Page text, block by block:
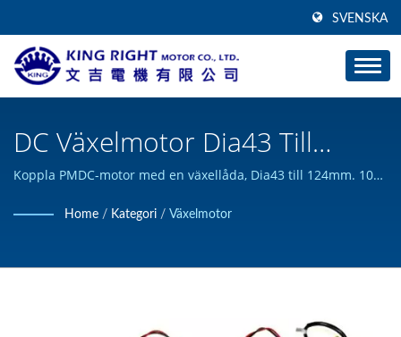
SVENSKA
DC Växelmotor Dia43 Till
124mm 10W Till 1000W. /
Tillverkare Av
Koppla PMDC-motor med en växellåda, Dia43 till 124mm. 10W
anpassade DC-motorprodukter och har klarat ISO 9001-
Home / Kategori / Växelmotor